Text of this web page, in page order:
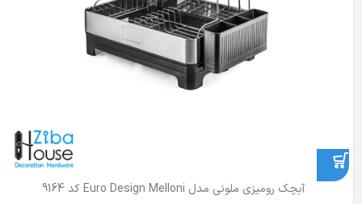
آبچک رومیزی ملونی مدل Euro Design Melloni کد 9164